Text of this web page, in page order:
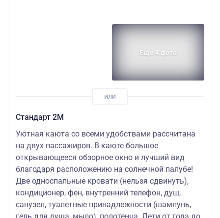
Еще 4 фото
Стандарт 2M
Уютная каюта со всеми удобствами рассчитана
на двух пассажиров. В каюте большое
открывающееся обзорное окно и лучший вид
благодаря расположению на солнечной палубе!
Две односпальные кровати (нельзя сдвинуть),
кондиционер, фен, внутренний телефон, душ,
санузел, туалетные принадлежности (шампунь,